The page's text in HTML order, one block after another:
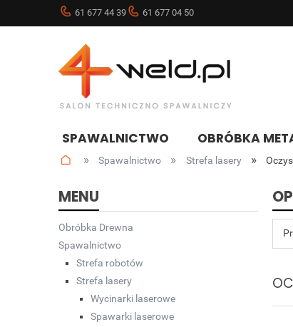
SPAWALNICTWO OBRÓBKA
NOWOŚCI
» Spawalnictwo » Strefa lasery »
61 677 44 39 61 677 04 50
MENU
Obróbka Drewna
Spawalnictwo
Strefa robotów
Strefa lasery
Wycinarki laserowe
Spawarki laserowe